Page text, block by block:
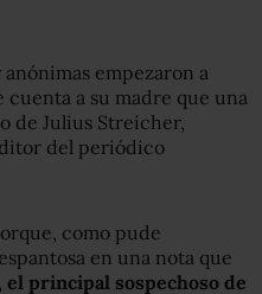
empezaron a
cuenta a su madre que una
de Julius Streicher,
del periódico
como pude
en una nota que
el principal sospechoso de